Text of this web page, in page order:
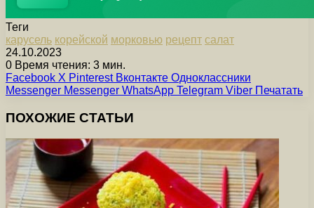
Теги
карусель корейской морковью рецепт салат
24.10.2023
0 Время чтения: 3 мин.
Facebook X Pinterest Вконтакте Одноклассники
Messenger Messenger WhatsApp Telegram Viber Печатать
ПОХОЖИЕ СТАТЬИ